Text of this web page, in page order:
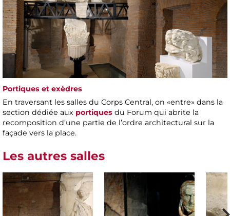
Portiques et exèdres
En traversant les salles du Corps Central, on «entre» dans la
section dédiée aux portiques du Forum qui abrite la
recomposition d’une partie de l’ordre architectural sur la
façade vers la place.
Les autres salles